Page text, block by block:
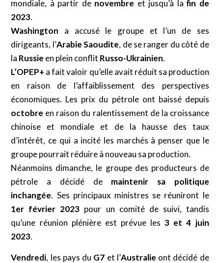
mondiale, à partir de novembre et jusqu’à lafin de
2023.
Washington a accusé le groupe et l’un de ses
dirigeants, l’Arabie Saoudite, de se ranger du côté de
la Russie en plein conflit Russo-Ukrainien.
L’OPEP+ a fait valoir qu’elle avait réduit sa production
en raison de l’affaiblissement des perspectives
économiques. Les prix du pétrole ont baissé depuis
octobre en raison du ralentissement de la croissance
chinoise et mondiale et de la hausse des taux
d’intérêt, ce qui a incité les marchés à penser que le
groupe pourrait réduire à nouveau sa production.
Néanmoins dimanche, le groupe des producteurs de
pétrole a décidé de maintenir sa politique
inchangée. Ses principaux ministres se réuniront le
1er février 2023 pour un comité de suivi, tandis
qu’une réunion plénière est prévue les3 et 4 juin
2023.
Vendredi, les pays du G7 et l’Australie ont décidé de